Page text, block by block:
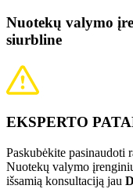
Nuotekų valymo
siurbline
EKSPERTO
Paskubėkite pasinaudoti
Nuotekų valymo
išsamią konsultaciją jau